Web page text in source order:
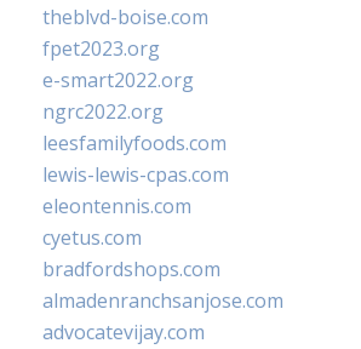
theblvd-boise.com
fpet2023.org
e-smart2022.org
ngrc2022.org
leesfamilyfoods.com
lewis-lewis-cpas.com
eleontennis.com
cyetus.com
bradfordshops.com
almadenranchsanjose.com
advocatevijay.com